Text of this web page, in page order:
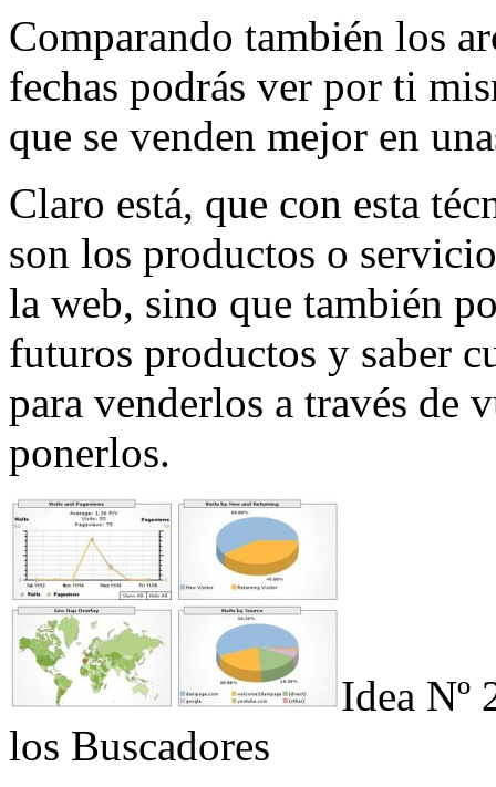
Comparando también los
fechas podrás ver por ti
que se venden mejor en
Claro está, que con esta
son los productos o
la web, sino que también
futuros productos y saber
para venderlos a través de
ponerlos.
Idea Nº
los Buscadores